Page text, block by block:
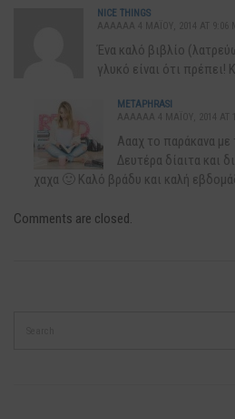
NICE THINGS
Ένα καλό βιβλίο
γλυκό είναι ότι πρέπει!
METAPHRASI
Αααχ το παράκανα
Δευτέρα δίαιτα και
χαχα 🙂 Καλό βράδυ και καλή
Comments are closed.